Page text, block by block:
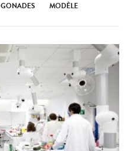
GONADES MODÈLE